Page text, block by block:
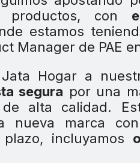
productos, con
estamos
Manager de PAE
Hogar a
segura por una
alta calidad.
nueva marca
incluyamos